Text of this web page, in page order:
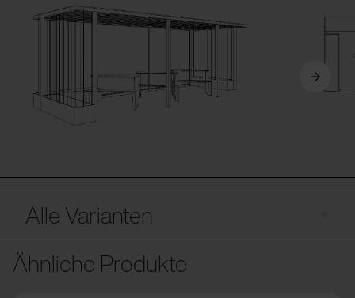
Alle Varianten
Ähnliche Produkte